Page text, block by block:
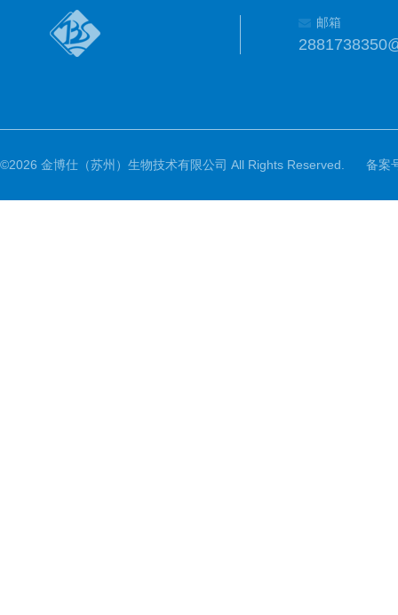
邮箱
©2026 金博仕（苏州）生物技术有限公司 All Rights Reserved. 备案